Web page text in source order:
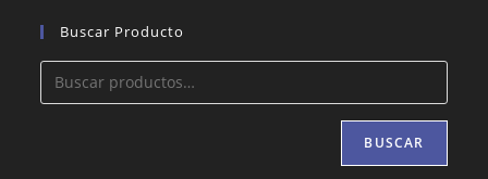
Buscar Producto
BUSCAR